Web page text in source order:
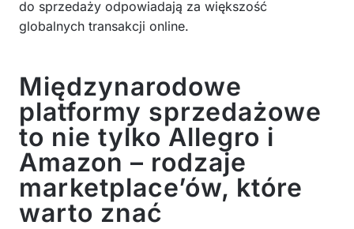
do sprzedaży odpowiadają za większość
globalnych transakcji online.
Międzynarodowe
platformy sprzedażowe
to nie tylko Allegro i
Amazon – rodzaje
marketplace’ów, które
warto znać